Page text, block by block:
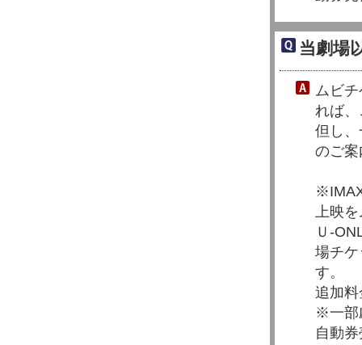
当劇場
ムビ
れば
但し
のご
上映
Ｕ-
場チ
す。
追加
※一部
自動